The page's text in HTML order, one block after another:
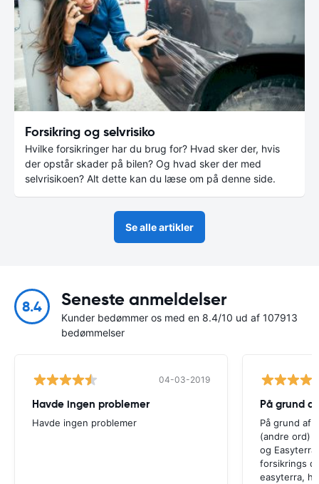
Forsikring og selvrisiko
Hvilke forsikringer har du brug for? Hvad sker der, hvis
der opstår skader på bilen? Og hvad sker der med
selvrisikoen? Alt dette kan du læse om på denne side.
Se alle artikler
8.4 Seneste anmeldelser
Kunder bedømmer os med en 8.4/10 ud af 107913
bedømmelser
04-03-2019
Havde ingen problemer
Havde ingen problemer
På grund
På grund af
(andre ord)
og
forsikrings
easyterra,